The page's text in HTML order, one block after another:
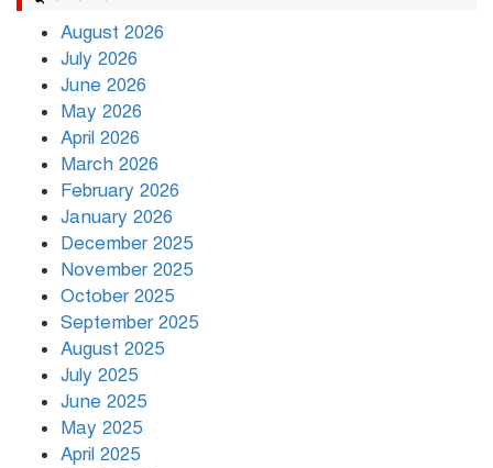
বৃষ্টি থামার নাম নেই, পথে পথে
August 2026
July 2026
June 2026
May 2026
April 2026
March 2026
February 2026
January 2026
December 2025
November 2025
October 2025
September 2025
August 2025
July 2025
June 2025
May 2025
April 2025